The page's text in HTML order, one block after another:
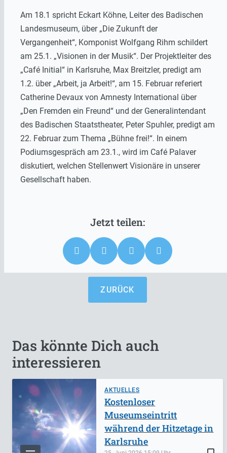
Am 18.1 spricht Eckart Köhne, Leiter des Badischen
Landesmuseum, über „Die Zukunft der
Vergangenheit“, Komponist Wolfgang Rihm schildert
am 25.1. „Visionen in der Musik“. Der Projektleiter des
„Café Initial“ in Karlsruhe, Max Breitzler, predigt am
1.2. über „Arbeit, ja Arbeit!“, am 15. Februar referiert
Catherine Devaux von Amnesty International über
„Den Fremden ein Freund“ und der Generalintendant
des Badischen Staatstheater, Peter Spuhler, predigt am
22. Februar zum Thema „Bühne frei!“. In einem
Podiumsgespräch am 23.1., wird im Café Palaver
diskutiert, welchen Stellenwert Visionäre in unserer
Gesellschaft haben.
ZURÜCK
Das könnte Dich auch
interessieren
AKTUELLES
Kostenloser
Museumseintritt
während der Hitzetage in
Karlsruhe